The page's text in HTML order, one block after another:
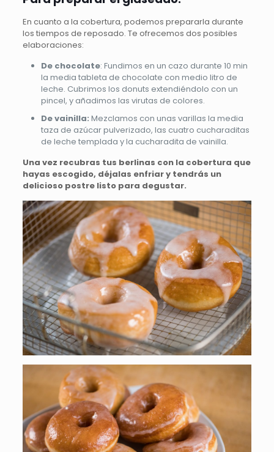
En cuanto a la cobertura, podemos prepararla durante
los tiempos de reposado. Te ofrecemos dos posibles
elaboraciones:
De chocolate: Fundimos en un cazo durante 10 min
la media tableta de chocolate con medio litro de
leche. Cubrimos los donuts extendiéndolo con un
pincel, y añadimos las virutas de colores.
De vainilla: Mezclamos con unas varillas la media
taza de azúcar pulverizado, las cuatro cucharaditas
de leche templada y la cucharadita de vainilla.
Una vez recubras tus berlinas con la cobertura que
hayas escogido, déjalas enfriar y tendrás un
delicioso postre listo para degustar.